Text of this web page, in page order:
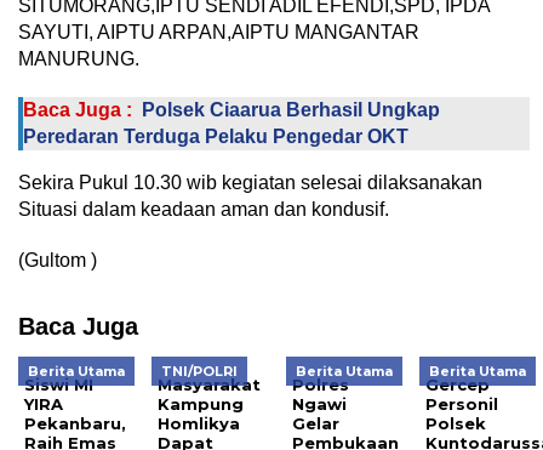
SITUMORANG,IPTU SENDI ADIL EFENDI,SPD, IPDA
SAYUTI, AIPTU ARPAN,AIPTU MANGANTAR
MANURUNG.
Baca Juga :
Polsek Ciaarua Berhasil Ungkap
Peredaran Terduga Pelaku Pengedar OKT
Sekira Pukul 10.30 wib kegiatan selesai dilaksanakan
Situasi dalam keadaan aman dan kondusif.
(Gultom )
Baca Juga
Berita Utama
Siswi MI
YIRA
Pekanbaru,
Raih Emas
TNI/POLRI
Masyarakat
Kampung
Homlikya
Dapat
Berita Utama
Polres
Ngawi
Gelar
Pembukaan
Berita Utama
Gercep
Personil
Polsek